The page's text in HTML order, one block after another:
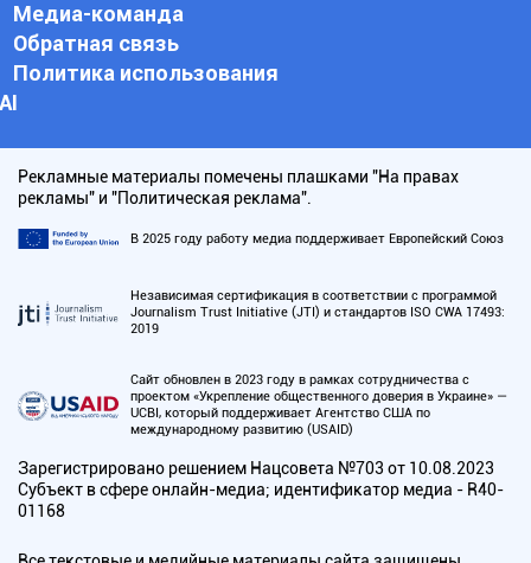
Медиа-команда
Обратная связь
Политика использования
АI
Рекламные материалы помечены плашками "На правах
рекламы" и "Политическая реклама".
В 2025 году работу медиа поддерживает Европейский Союз
Независимая сертификация в соответствии с программой
Journalism Trust Initiative (JTI) и стандартов ISO CWA 17493:
2019
Сайт обновлен в 2023 году в рамках сотрудничества с
проектом «Укрепление общественного доверия в Украине» —
UCBI, который поддерживает Агентство США по
международному развитию (USAID)
Зарегистрировано решением Нацсовета №703 от 10.08.2023
Субъект в сфере онлайн-медиа; идентификатор медиа - R40-
01168